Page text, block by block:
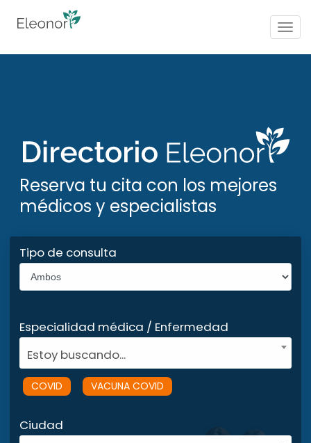
Reserva tu cita con los mejores
médicos y especialistas
Tipo de consulta
Especialidad médica / Enfermedad
Estoy buscando...
COVID VACUNA COVID
Ciudad